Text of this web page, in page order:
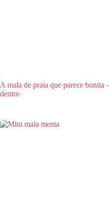
A mala de praia que parece bonita
dentro